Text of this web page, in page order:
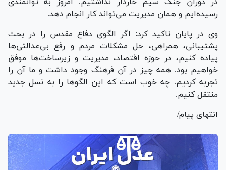
رسیده‌ایم و همان مدیریت می‌تواند کار انجام دهد.
وی در پایان تاکید کرد: اگر الگوی دفاع مقدس را در بحث
پشتیبانی، همراهی، حل مشکلات مردم و رفع بی‌عدالتی‌ها
پیاده کنیم، در حوزه اقتصاد، مدیریت و زیرساخت‌ها موفق
خواهیم بود. همه چیز در آن فرهنگ وجود داشت و ما آن را
تجربه کردیم. چه خوب است که این الگو‌ها را به نسل جدید
منتقل کنیم.
انتهای پیام/